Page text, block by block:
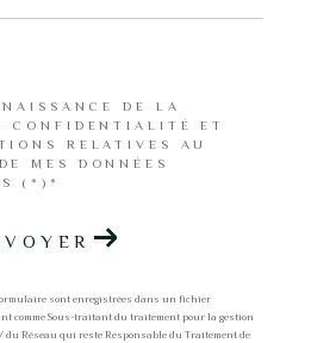
DE LA
CONFIDENTIALITÉ ET
RELATIVES AU
MES DONNÉES
(*)*
sont enregistrées dans un fichier
comme Sous-traitant du traitement pour la gestion
du Réseau qui reste Responsable du Traitement de